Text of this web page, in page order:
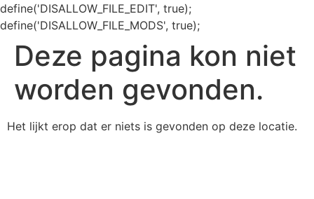
define('DISALLOW_FILE_EDIT', true);
define('DISALLOW_FILE_MODS', true);
Deze pagina kon niet
worden gevonden.
Het lijkt erop dat er niets is gevonden op deze locatie.